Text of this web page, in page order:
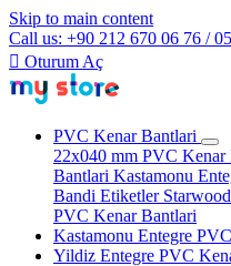
Skip to main content
Call us: +90 212 670 06 76 /
 Oturum Aç
PVC Kenar Bantlari
22x040 mm PVC Kenar
Bantlari Kastamonu
Bandi Etiketler
PVC Kenar Bantlari
Kastamonu Entegre
Yildiz Entegre PVC